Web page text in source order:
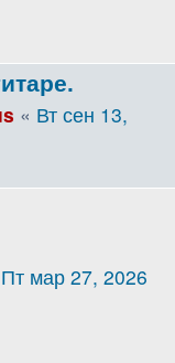
« Вт сен 13,
Пт мар 27, 2026